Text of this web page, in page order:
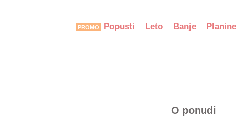
Popusti Leto Banje Planine
O ponudi